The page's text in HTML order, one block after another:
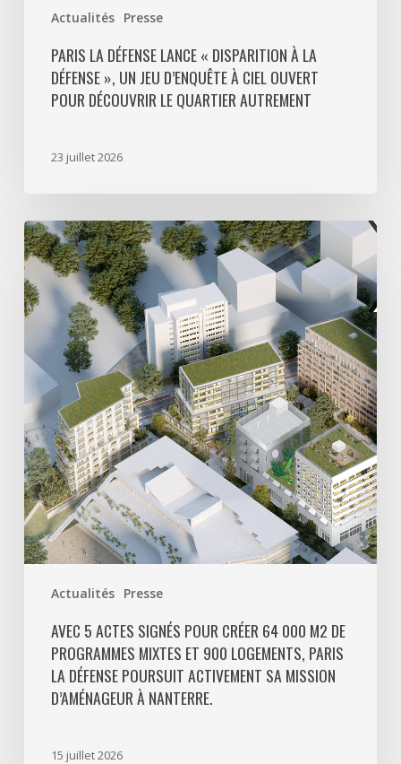
Actualités Presse
découvrir
quartier
PARIS LA DÉFENSE LANCE « DISPARITION À LA
DÉFENSE », UN JEU D’ENQUÊTE À CIEL OUVERT
POUR DÉCOUVRIR LE QUARTIER AUTREMENT
23 juillet 2026
Actualités Presse
Avec
5
actes
signés
pour
créer
000
m2
de
programmes
mixtes
et
900
logements,
Défense
poursuit
activement
AVEC 5 ACTES SIGNÉS POUR CRÉER 64 000 M2 DE
PROGRAMMES MIXTES ET 900 LOGEMENTS, PARIS
LA DÉFENSE POURSUIT ACTIVEMENT SA MISSION
D’AMÉNAGEUR À NANTERRE.
15 juillet 2026